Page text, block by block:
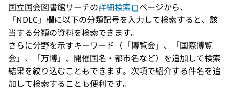
国立国会図書館サーチの詳細検索
ページから、
「NDLC」欄に以下の分類記号を入力して検索すると、該
当する分類の資料を検索できます。
さらに分野を示すキーワード（「博覧会」、「国際博覧
会」、「万博」、開催国名・都市名など）を追加して検索
結果を絞り込むこともできます。次項で紹介する件名を追
加して検索することも便利です。